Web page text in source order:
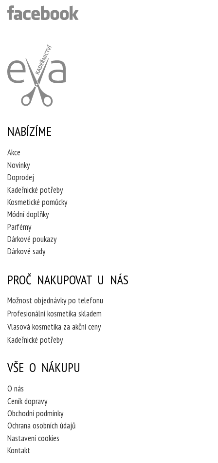
NABÍZÍME
Akce
Novinky
Doprodej
Kadeřnické potřeby
Kosmetické pomůcky
Módní doplňky
Parfémy
Dárkové poukazy
Dárkové sady
PROČ NAKUPOVAT U NÁS
Možnost objednávky po telefonu
Profesionální kosmetika skladem
Vlasová kosmetika za akční ceny
Kadeřnické potřeby
VŠE O NÁKUPU
O nás
Ceník dopravy
Obchodní podmínky
Ochrana osobních údajů
Nastavení cookies
Kontakt